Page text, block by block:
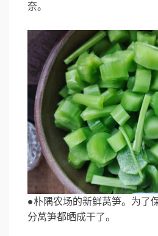
奈。
●朴隅农场的新鲜莴笋。为了
分莴笋都晒成干了。